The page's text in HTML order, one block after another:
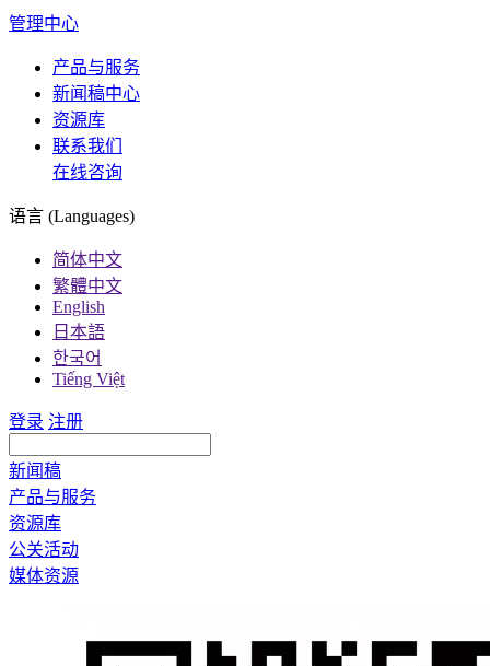
管理中心
产品与服务
新闻稿中心
资源库
联系我们
在线咨询
语言 (Languages)
简体中文
繁體中文
English
日本語
한국어
Tiếng Việt
登录 注册
新闻稿
产品与服务
资源库
公关活动
媒体资源